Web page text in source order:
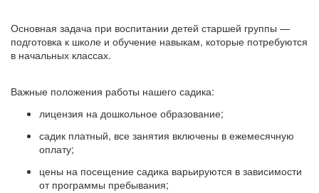
Основная задача при воспитании детей старшей группы —
подготовка к школе и обучение навыкам, которые потребуются
в начальных классах.
Важные положения работы нашего садика:
лицензия на дошкольное образование;
садик платный, все занятия включены в ежемесячную
оплату;
цены на посещение садика варьируются в зависимости
от программы пребывания;